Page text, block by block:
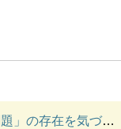
社版学習まんが 世界の伝記NEXT